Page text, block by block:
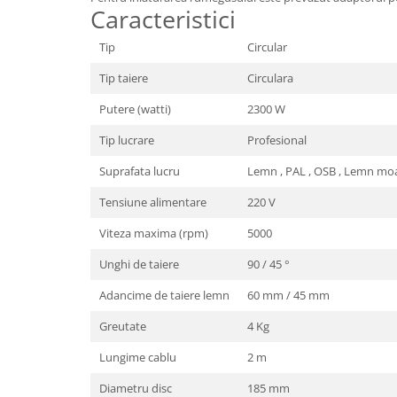
Caracteristici
Tip
Circular
Tip taiere
Circulara
Putere (watti)
2300 W
Tip lucrare
Profesional
Suprafata lucru
Lemn , PAL , OSB , Lemn
Tensiune alimentare
220 V
Viteza maxima (rpm)
5000
Unghi de taiere
90 / 45 °
Adancime de taiere lemn
60 mm / 45 mm
Greutate
4 Kg
Lungime cablu
2 m
Diametru disc
185 mm